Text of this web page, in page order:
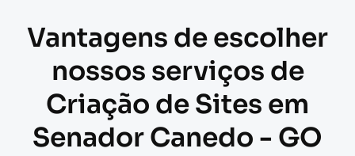
Vantagens de escolher
nossos serviços de
Criação de Sites em
Senador Canedo - GO